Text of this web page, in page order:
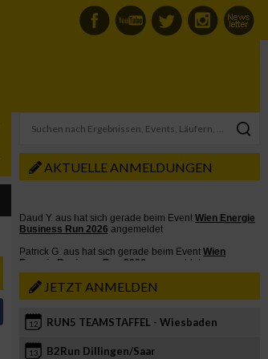
AKTUELLE ANMELDUNGEN
JETZT ANMELDEN
12 RUN5 TEAMSTAFFEL - Wiesbaden
13 B2Run Dillingen/Saar